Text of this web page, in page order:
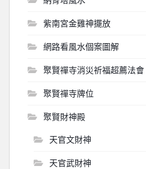
紫南宮金雞神擺放
網路看風水個案圖解
聚賢禪寺消災祈福超薦法會
聚賢禪寺牌位
聚賢財神殿
天官文財神
天官武財神